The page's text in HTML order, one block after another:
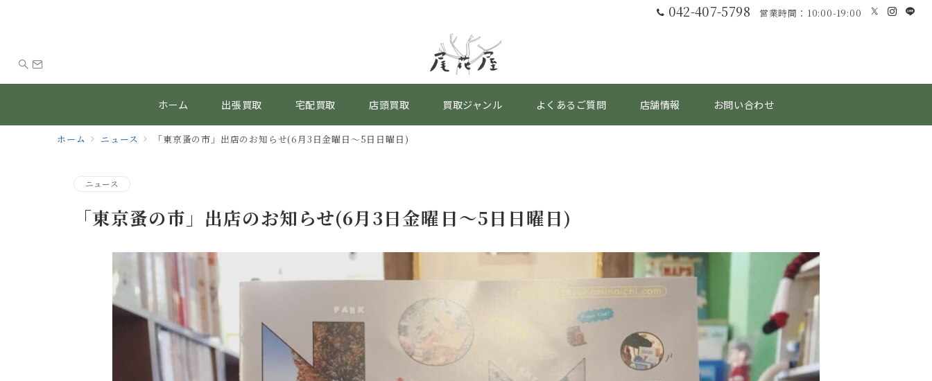
042-407-5798 営業時間：10:00-19:00
ホーム 出張買取 宅配買取 店頭買取 買取ジャンル よくあるご質問 店舗情報 お問い合わせ
ホーム ニュース 「東京蚤の市」出店のお知らせ(6月3日金曜日～5日日曜日)
ニュース
「東京蚤の市」出店のお知らせ(6月3日金曜日～5日日曜日)